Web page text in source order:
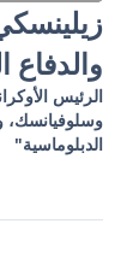
والدفاع
الرئيس
وسلوفيانسك،
الدبلوماسية"